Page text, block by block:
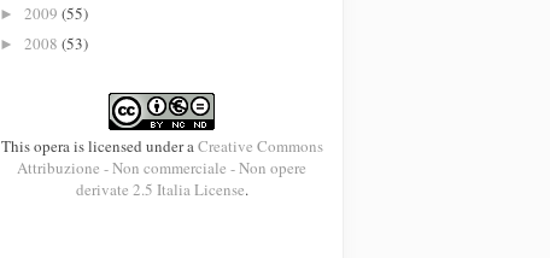
► 2009 (55)
► 2008 (53)
This opera is licensed under aCreative Commons
Attribuzione - Non commerciale - Non opere
derivate 2.5 Italia License.